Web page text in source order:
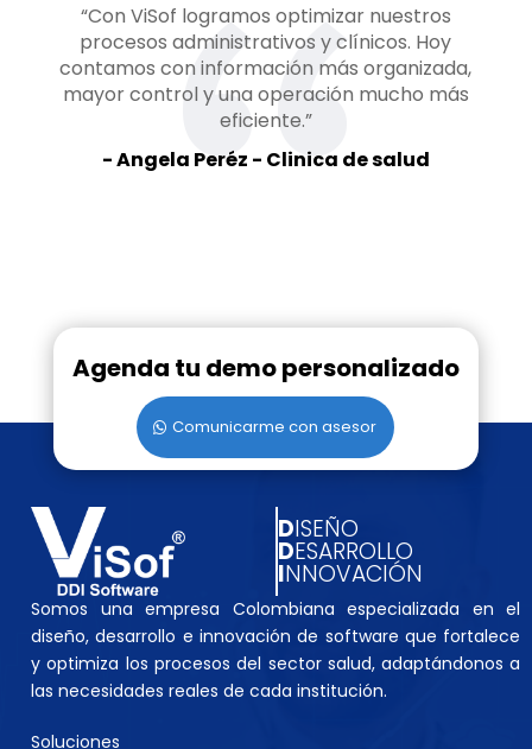
“Con ViSof logramos optimizar nuestros
procesos administrativos y clínicos. Hoy
contamos con información más organizada,
mayor control y una operación mucho más
eficiente.”
- Angela Peréz - Clinica de salud
Agenda tu demo personalizado
Comunicarme con asesor
DISEÑO
DESARROLLO
INNOVACIÓN
Somos una empresa Colombiana especializada en el
diseño, desarrollo e innovación de software que fortalece
y optimiza los procesos del sector salud, adaptándonos a
las necesidades reales de cada institución.
Soluciones